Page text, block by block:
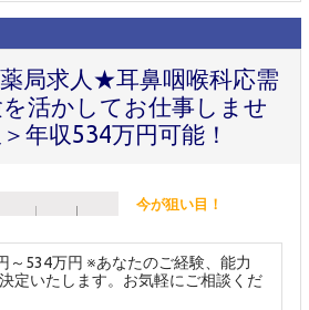
薬局求人★耳鼻咽喉科応需
活かしてお仕事しませ
年収534万円可能！
今が狙い目！
～534万円 ※あなたのご経験、能力
定いたします。お気軽にご相談くだ